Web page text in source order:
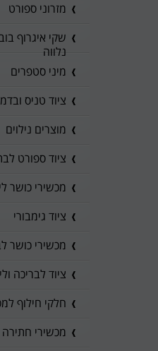
מזרוני ספורט
שקי איגרוף
נלווה
מיני סטפרים
ציוד טניס
מוצרים נילוים
ציוד ספורט
מכשירי כושר
ציוד גימבורי
מכשירי כושר
ציוד לבריכה
חלקי חילוף
מכשירי חתירה